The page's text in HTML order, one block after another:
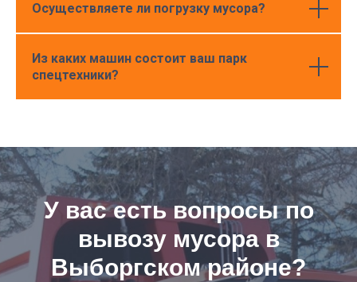
Осуществляете ли погрузку мусора?
Из каких машин состоит ваш парк
спецтехники?
У вас есть вопросы по
вывозу мусора в
Выборгском районе?